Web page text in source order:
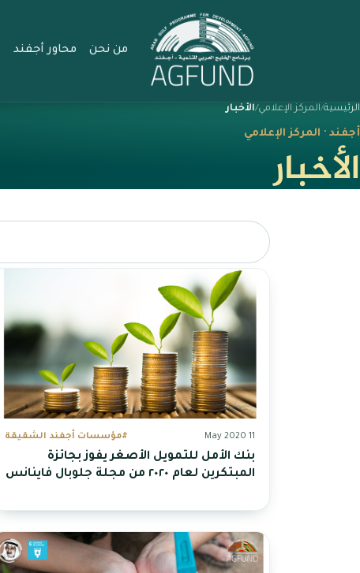
من نحن محاور أجفند
الرئيسية المركز الإعلامي الأخبار
أجفند · المركز الإعلامي
الأخبار
11 May 2020 #مؤسسات أجفند الشقيقة
بنك الأمل للتمويل الأصغر يفوز بجائزة
المبتكرين لعام ٢٠٢٠ من مجلة جلوبال فاينانس